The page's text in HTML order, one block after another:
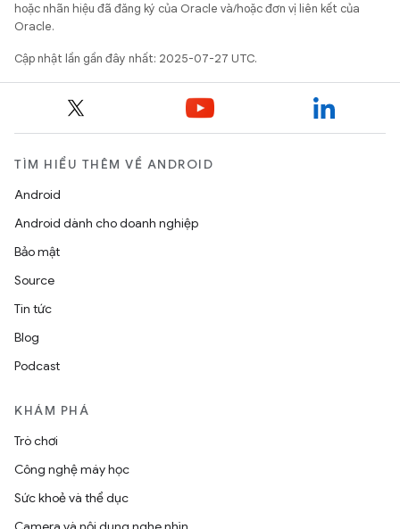
hoặc nhãn hiệu đã đăng ký của Oracle và/hoặc đơn vị liên kết của
Oracle.
Cập nhật lần gần đây nhất: 2025-07-27 UTC.
TÌM HIỂU THÊM VỀ ANDROID
Android
Android dành cho doanh nghiệp
Bảo mật
Source
Tin tức
Blog
Podcast
KHÁM PHÁ
Trò chơi
Công nghệ máy học
Sức khoẻ và thể dục